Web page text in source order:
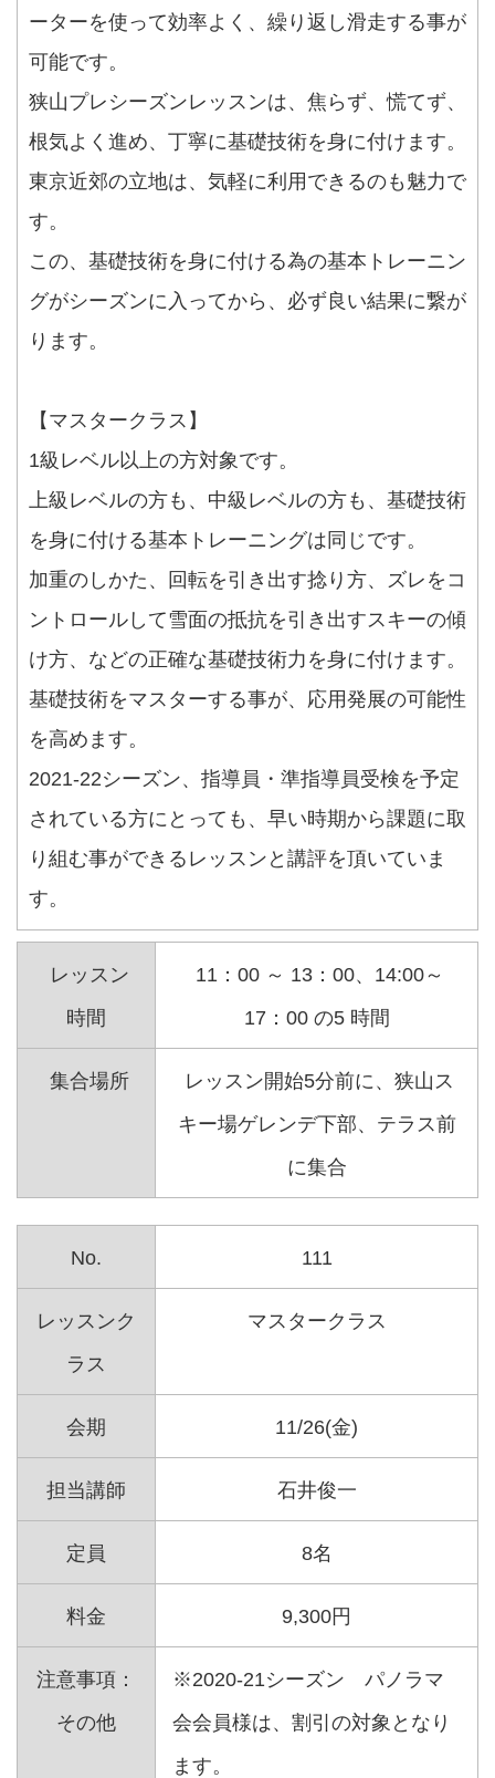
ーターを使って効率よく、繰り返し滑走する事が
可能です。
狭山プレシーズンレッスンは、焦らず、慌てず、
根気よく進め、丁寧に基礎技術を身に付けます。
東京近郊の立地は、気軽に利用できるのも魅力で
す。
この、基礎技術を身に付ける為の基本トレーニン
グがシーズンに入ってから、必ず良い結果に繋が
ります。
【マスタークラス】
1級レベル以上の方対象です。
上級レベルの方も、中級レベルの方も、基礎技術
を身に付ける基本トレーニングは同じです。
加重のしかた、回転を引き出す捻り方、ズレをコ
ントロールして雪面の抵抗を引き出すスキーの傾
け方、などの正確な基礎技術力を身に付けます。
基礎技術をマスターする事が、応用発展の可能性
を高めます。
2021-22シーズン、指導員・準指導員受検を予定
されている方にとっても、早い時期から課題に取
り組む事ができるレッスンと講評を頂いていま
す。
レッスン
時間
11：00 ～ 13：00、14:00～
17：00 の5 時間
集合場所
レッスン開始5分前に、狭山ス
キー場ゲレンデ下部、テラス前
に集合
No. 111
レッスンク
ラス
マスタークラス
会期 11/26(金)
担当講師 石井俊一
定員 8名
料金 9,300円
注意事項：
その他
※2020-21シーズン パノラマ
会会員様は、割引の対象となり
ます。